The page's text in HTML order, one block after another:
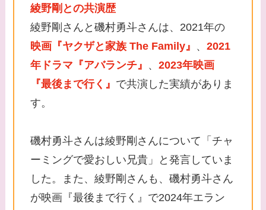
綾野剛との共演歴
綾野剛さんと磯村勇斗さんは、2021年の
映画『ヤクザと家族 The Family』 、2021
年ドラマ『アバランチ』 、2023年映画
『最後まで行く』 で共演した実績がありま
す。
磯村勇斗さんは綾野剛さんについて「チャ
ーミングで愛おしい兄貴」と発言していま
した。また、綾野剛さんも、磯村勇斗さん
が映画『最後まで行く』で2024年エラン